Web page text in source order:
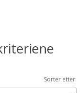
Sorter etter: